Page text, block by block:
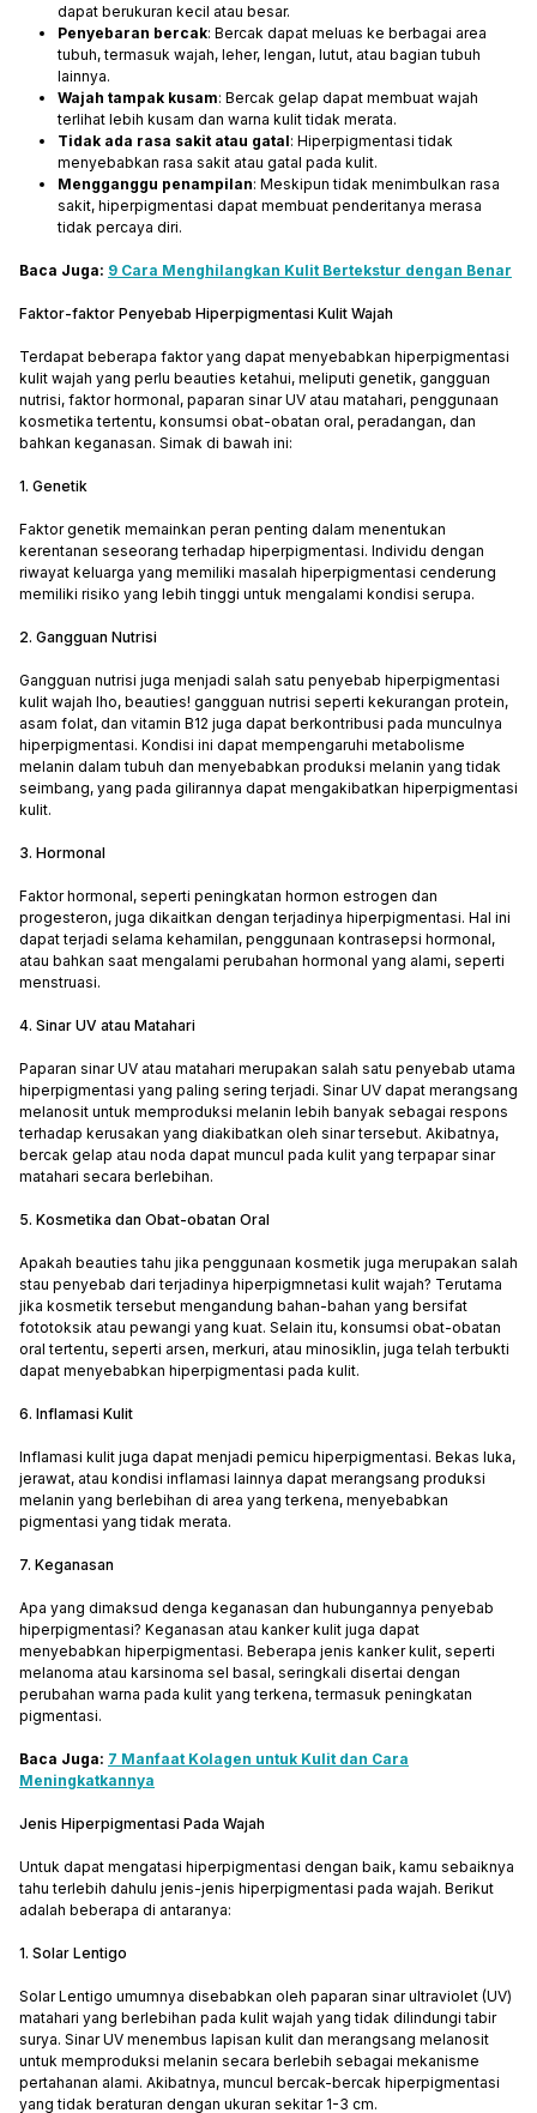
dapat berukuran kecil atau besar.
Penyebaran bercak: Bercak dapat meluas ke berbagai area
tubuh, termasuk wajah, leher, lengan, lutut, atau bagian tubuh
lainnya.
Wajah tampak kusam: Bercak gelap dapat membuat wajah
terlihat lebih kusam dan warna kulit tidak merata.
Tidak ada rasa sakit atau gatal: Hiperpigmentasi tidak
menyebabkan rasa sakit atau gatal pada kulit.
Mengganggu penampilan: Meskipun tidak menimbulkan rasa
sakit, hiperpigmentasi dapat membuat penderitanya merasa
tidak percaya diri.
Baca Juga: 9 Cara Menghilangkan Kulit Bertekstur dengan Benar
Faktor-faktor Penyebab Hiperpigmentasi Kulit Wajah
Terdapat beberapa faktor yang dapat menyebabkan hiperpigmentasi
kulit wajah yang perlu beauties ketahui, meliputi genetik, gangguan
nutrisi, faktor hormonal, paparan sinar UV atau matahari, penggunaan
kosmetika tertentu, konsumsi obat-obatan oral, peradangan, dan
bahkan keganasan. Simak di bawah ini:
1. Genetik
Faktor genetik memainkan peran penting dalam menentukan
kerentanan seseorang terhadap hiperpigmentasi. Individu dengan
riwayat keluarga yang memiliki masalah hiperpigmentasi cenderung
memiliki risiko yang lebih tinggi untuk mengalami kondisi serupa.
2. Gangguan Nutrisi
Gangguan nutrisi juga menjadi salah satu penyebab hiperpigmentasi
kulit wajah lho, beauties! gangguan nutrisi seperti kekurangan protein,
asam folat, dan vitamin B12 juga dapat berkontribusi pada munculnya
hiperpigmentasi. Kondisi ini dapat mempengaruhi metabolisme
melanin dalam tubuh dan menyebabkan produksi melanin yang tidak
seimbang, yang pada gilirannya dapat mengakibatkan hiperpigmentasi
kulit.
3. Hormonal
Faktor hormonal, seperti peningkatan hormon estrogen dan
progesteron, juga dikaitkan dengan terjadinya hiperpigmentasi. Hal ini
dapat terjadi selama kehamilan, penggunaan kontrasepsi hormonal,
atau bahkan saat mengalami perubahan hormonal yang alami, seperti
menstruasi.
4. Sinar UV atau Matahari
Paparan sinar UV atau matahari merupakan salah satu penyebab utama
hiperpigmentasi yang paling sering terjadi. Sinar UV dapat merangsang
melanosit untuk memproduksi melanin lebih banyak sebagai respons
terhadap kerusakan yang diakibatkan oleh sinar tersebut. Akibatnya,
bercak gelap atau noda dapat muncul pada kulit yang terpapar sinar
matahari secara berlebihan.
5. Kosmetika dan Obat-obatan Oral
Apakah beauties tahu jika penggunaan kosmetik juga merupakan salah
stau penyebab dari terjadinya hiperpigmnetasi kulit wajah? Terutama
jika kosmetik tersebut mengandung bahan-bahan yang bersifat
fototoksik atau pewangi yang kuat. Selain itu, konsumsi obat-obatan
oral tertentu, seperti arsen, merkuri, atau minosiklin, juga telah terbukti
dapat menyebabkan hiperpigmentasi pada kulit.
6. Inflamasi Kulit
Inflamasi kulit juga dapat menjadi pemicu hiperpigmentasi. Bekas luka,
jerawat, atau kondisi inflamasi lainnya dapat merangsang produksi
melanin yang berlebihan di area yang terkena, menyebabkan
pigmentasi yang tidak merata.
7. Keganasan
Apa yang dimaksud denga keganasan dan hubungannya penyebab
hiperpigmentasi? Keganasan atau kanker kulit juga dapat
menyebabkan hiperpigmentasi. Beberapa jenis kanker kulit, seperti
melanoma atau karsinoma sel basal, seringkali disertai dengan
perubahan warna pada kulit yang terkena, termasuk peningkatan
pigmentasi.
Baca Juga: 7 Manfaat Kolagen untuk Kulit dan Cara
Meningkatkannya
Jenis Hiperpigmentasi Pada Wajah
Untuk dapat mengatasi hiperpigmentasi dengan baik, kamu sebaiknya
tahu terlebih dahulu jenis-jenis hiperpigmentasi pada wajah. Berikut
adalah beberapa di antaranya:
1. Solar Lentigo
Solar Lentigo umumnya disebabkan oleh paparan sinar ultraviolet (UV)
matahari yang berlebihan pada kulit wajah yang tidak dilindungi tabir
surya. Sinar UV menembus lapisan kulit dan merangsang melanosit
untuk memproduksi melanin secara berlebih sebagai mekanisme
pertahanan alami. Akibatnya, muncul bercak-bercak hiperpigmentasi
yang tidak beraturan dengan ukuran sekitar 1-3 cm.